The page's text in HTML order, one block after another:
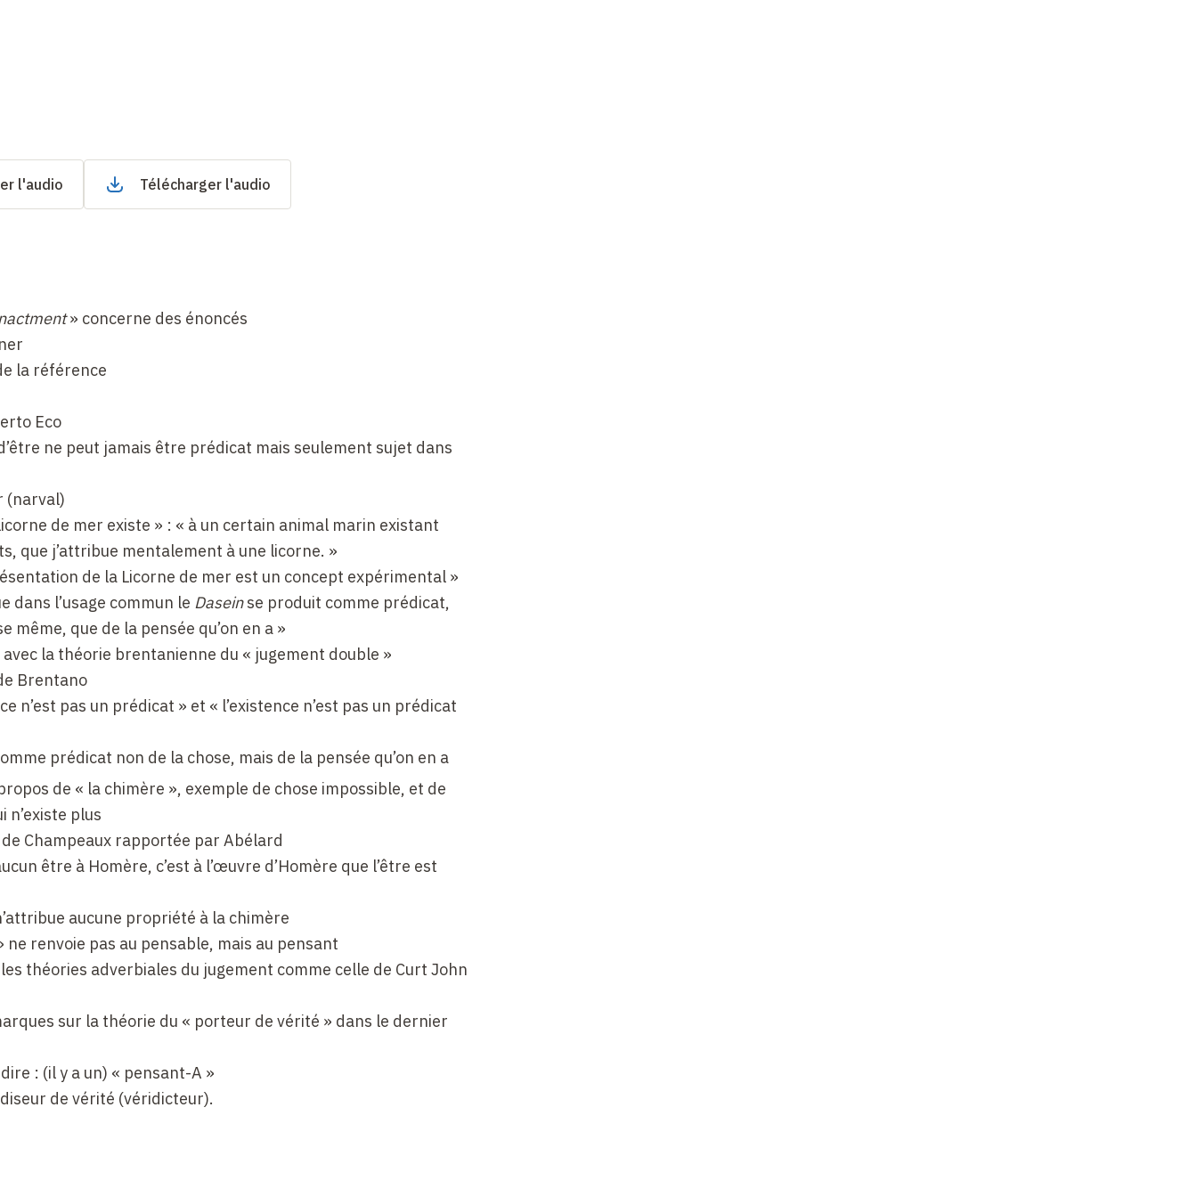
l'audio Télécharger l'audio
» concerne des énoncés
la référence
Eco
ne peut jamais être prédicat mais seulement sujet dans
(narval)
de mer existe » : « à un certain animal marin existant
que j’attribue mentalement à une licorne. »
de la Licorne de mer est un concept expérimental »
dans l’usage commun le Daseinse produit comme prédicat,
même, que de la pensée qu’on en a »
la théorie brentanienne du « jugement double »
Brentano
n’est pas un prédicat » et « l’existence n’est pas un prédicat
prédicat non de la chose, mais de la pensée qu’on en a
de « la chimère », exemple de chose impossible, et de
n’existe plus
Champeaux rapportée par Abélard
être à Homère, c’est à l’œuvre d’Homère que l’être est
aucune propriété à la chimère
renvoie pas au pensable, mais au pensant
théories adverbiales du jugement comme celle de Curt John
sur la théorie du « porteur de vérité » dans le dernier
: (il y a un) « pensant-A »
de vérité (véridicteur).